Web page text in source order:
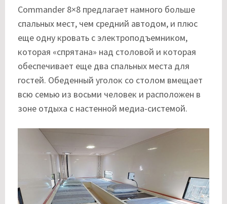
Commander 8×8 предлагает намного больше
спальных мест, чем средний автодом, и плюс
еще одну кровать с электроподъемником,
которая «спрятана» над столовой и которая
обеспечивает еще два спальных места для
гостей. Обеденный уголок со столом вмещает
всю семью из восьми человек и расположен в
зоне отдыха с настенной медиа-системой.